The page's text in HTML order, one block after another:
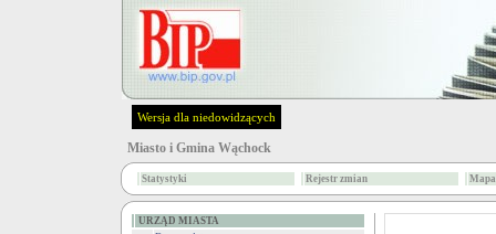
Wersja dla niedowidzących
Miasto i Gmina Wąchock
Statystyki Rejestr zmian
URZĄD MIASTA